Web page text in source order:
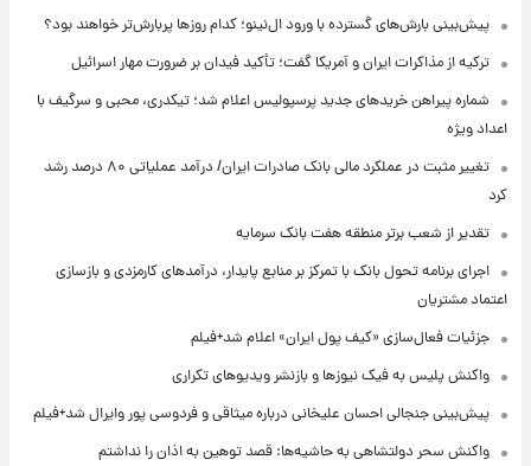
پیش‌بینی بارش‌های گسترده با ورود ال‌نینو؛ کدام روزها پربارش‌تر خواهند بود؟
ترکیه از مذاکرات ایران و آمریکا گفت؛ تأکید فیدان بر ضرورت مهار اسرائیل
شماره پیراهن خریدهای جدید پرسپولیس اعلام شد؛ تیکدری، محبی و سرگیف با
اعداد ویژه
تغییر مثبت در عملکرد مالی بانک صادرات ایران/ درآمد عملیاتی ۸۰ درصد رشد
کرد
تقدیر از شعب برتر منطقه هفت بانک سرمایه
اجرای برنامه تحول بانک با تمرکز بر منابع پایدار، درآمدهای کارمزدی و بازسازی
اعتماد مشتریان
جزئیات فعال‌سازی «کیف پول ایران» اعلام شد+فیلم
واکنش پلیس به فیک نیوزها و بازنشر ویدیوهای تکراری
پیش‌بینی جنجالی احسان علیخانی درباره میثاقی و فردوسی پور وایرال شد+فیلم
واکنش سحر دولتشاهی به حاشیه‌ها: قصد توهین به اذان را نداشتم